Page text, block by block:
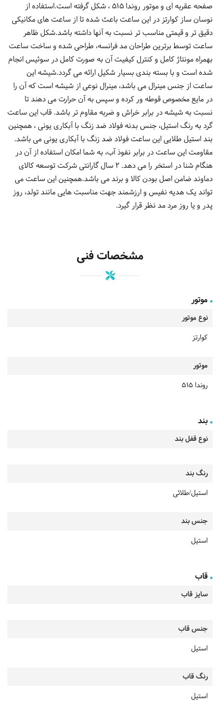
صفحه عقربه ای و موتور روندا 515 ، شکل گرفته است.استفاده از
نوسان ساز کوارتز در این ساعت باعث شده تا از ساعت های مکانیکی
دقیق تر و قیمتی مناسب تر نسبت به آنها داشته باشد.شکل ظاهر
ساعت توسط برترین طراحان مد فرانسه، طراحی شده و ساخت ساعت
بهمراه مونتاژ کامل و کنترل کیفیت آن به صورت کامل در سوئیس انجام
شده است و با بسته بندی بسیار شکیل ارائه می گردد.شیشه این
ساعت از جنس مینرال می باشد، مینرال نوعی از شیشه است که آن را
در مایع مخصوص قوطه ور کرده و سپس به آن حرارت می دهند تا
نسبت به شیشه در برابر خراش و ضربه مقاوم تر باشد. قاب این ساعت
گرد به رنگ استیل، جنس بدنه فولاد ضد زنگ با آبکاری یونی ، همچنین
بند استیل طلایی این ساعت فولاد ضد زنگ با آبکاری یونی می باشد.
مقاومت این ساعت در برابر نفوذ آب، به شما امکان استفاده از آن در
هنگام شنا در استخر را می دهد. 2 سال گارانتی شرکت توسعه کالای
دماوند ضامن اصل بودن کالا و برند می باشد.همچنین این ساعت می
تواند یک هدیه نفیس و ارزشمند جهت مناسبت هایی مانند تولد، روز
پدر و یا روز مرد مد نظر قرار گیرد.
مشخصات فنی
موتور
نوع موتور
کوارتز
موتور
روندا 515
بند
نوع قفل بند
رنگ بند
استیل/طلائی
جنس بند
استیل
قاب
سایز قاب
جنس قاب
استیل
رنگ قاب
استیل